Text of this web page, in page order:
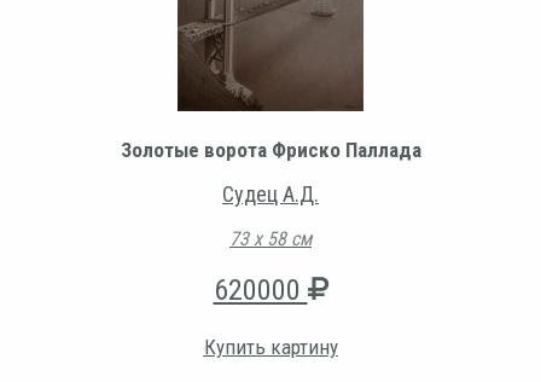
Золотые ворота Фриско Паллада
Судец А.Д.
73 х 58 см
620000
Купить картину